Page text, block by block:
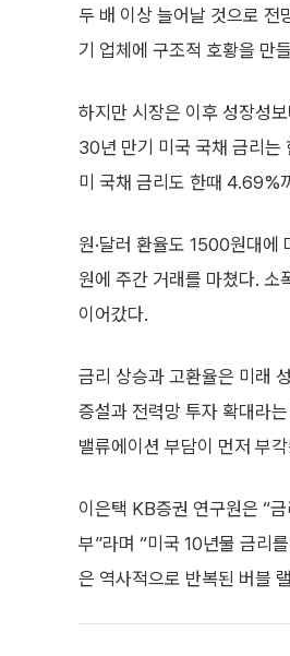
두 배 이상 늘어날 것으로 전
기 업체에 구조적 호황을 만
하지만 시장은 이후 성장성
30년 만기 미국 국채 금리는
미 국채 금리도 한때 4.69%
원·달러 환율도 1500원대에
원에 주간 거래를 마쳤다.
이어갔다.
금리 상승과 고환율은 미래
증설과 전력망 투자 확대라
밸류에이션 부담이 먼저 부
이은택 KB증권 연구원은 “
부”라며 “미국 10년물 금리
은 역사적으로 반복된 버블